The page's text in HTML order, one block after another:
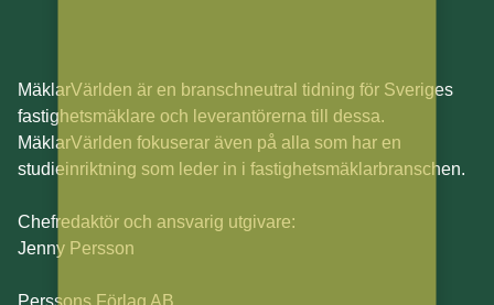
MäklarVärlden är en branschneutral tidning för Sveriges
fastighetsmäklare och leverantörerna till dessa.
MäklarVärlden fokuserar även på alla som har en
studieinriktning som leder in i fastighetsmäklarbranschen.
Chefredaktör och ansvarig utgivare:
Jenny Persson
Perssons Förlag AB